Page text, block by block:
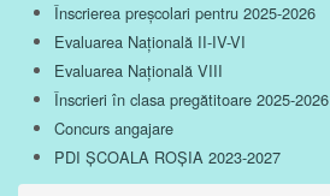
Înscrierea preșcolari pentru 2025-2026
Evaluarea Națională II-IV-VI
Evaluarea Națională VIII
Înscrieri în clasa pregătitoare 2025-2026
Concurs angajare
PDI ȘCOALA ROȘIA 2023-2027